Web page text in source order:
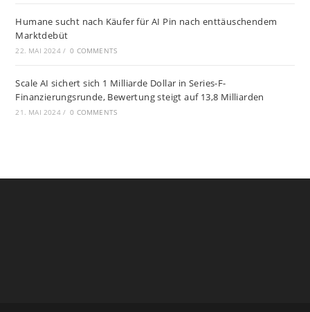
Humane sucht nach Käufer für AI Pin nach enttäuschendem
Marktdebüt
22. MAI 2024 / 0 COMMENTS
Scale AI sichert sich 1 Milliarde Dollar in Series-F-
Finanzierungsrunde, Bewertung steigt auf 13,8 Milliarden
21. MAI 2024 / 0 COMMENTS